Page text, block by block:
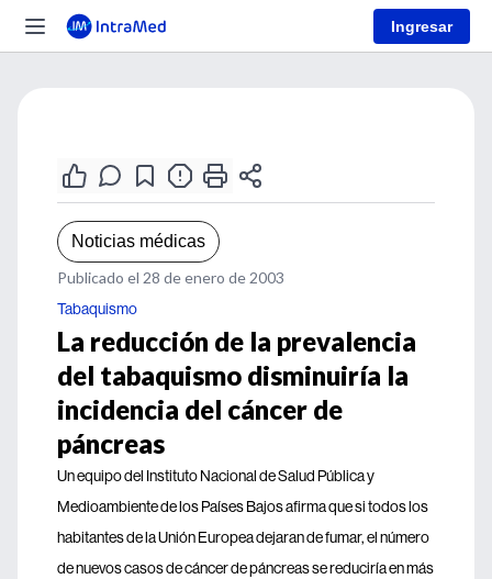
Ingresar
Noticias médicas
Publicado el 28 de enero de 2003
Tabaquismo
La reducción de la prevalencia
del tabaquismo disminuiría la
incidencia del cáncer de
páncreas
Un equipo del Instituto Nacional de Salud Pública y
Medioambiente de los Países Bajos afirma que si todos los
habitantes de la Unión Europea dejaran de fumar, el número
de nuevos casos de cáncer de páncreas se reduciría en más